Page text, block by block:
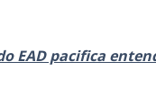
EAD pacifica